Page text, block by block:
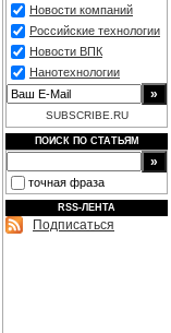
Новости компаний
Российские технологии
Новости ВПК
Нанотехнологии
SUBSCRIBE.RU
ПОИСК ПО СТАТЬЯМ
точная фраза
RSS-ЛЕНТА
Подписаться